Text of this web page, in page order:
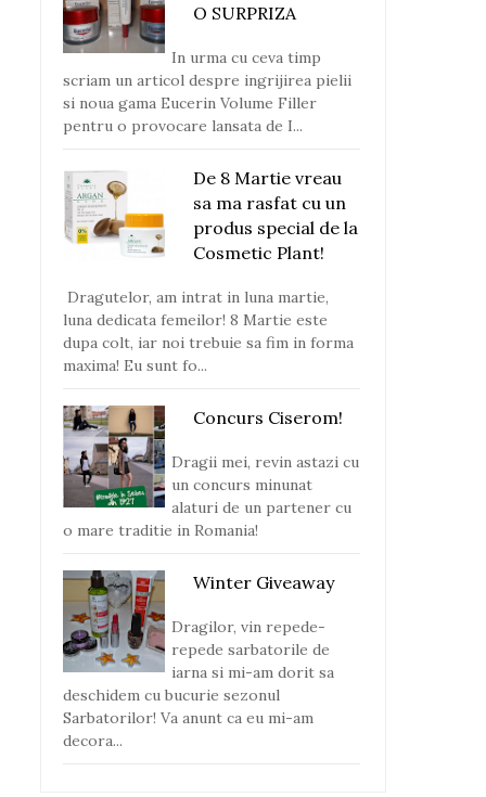
O SURPRIZA
In urma cu ceva timp
scriam un articol despre ingrijirea pielii
si noua gama Eucerin Volume Filler
pentru o provocare lansata de I...
De 8 Martie vreau
sa ma rasfat cu un
produs special de la
Cosmetic Plant!
Dragutelor, am intrat in luna martie,
luna dedicata femeilor! 8 Martie este
dupa colt, iar noi trebuie sa fim in forma
maxima! Eu sunt fo...
Concurs Ciserom!
Dragii mei, revin astazi cu
un concurs minunat
alaturi de un partener cu
o mare traditie in Romania!
Winter Giveaway
Dragilor, vin repede-
repede sarbatorile de
iarna si mi-am dorit sa
deschidem cu bucurie sezonul
Sarbatorilor! Va anunt ca eu mi-am
decora...